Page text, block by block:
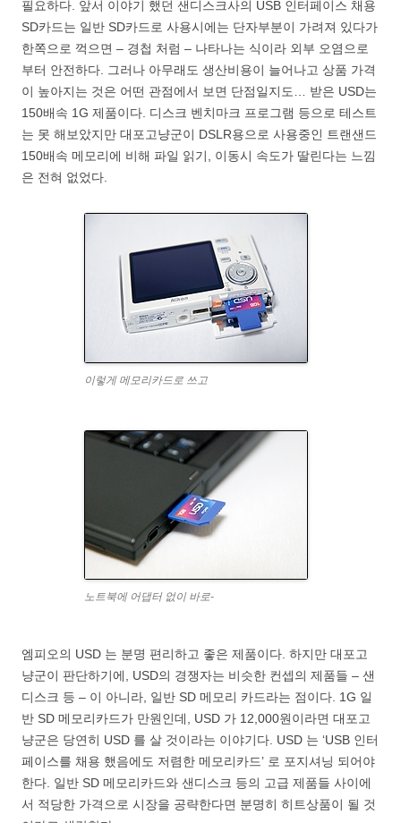
필요하다. 앞서 이야기 했던 샌디스크사의 USB 인터페이스 채용
SD카드는 일반 SD카드로 사용시에는 단자부분이 가려져 있다가
한쪽으로 꺽으면 – 경첩 처럼 – 나타나는 식이라 외부 오염으로
부터 안전하다. 그러나 아무래도 생산비용이 늘어나고 상품 가격
이 높아지는 것은 어떤 관점에서 보면 단점일지도… 받은 USD는
150배속 1G 제품이다. 디스크 벤치마크 프로그램 등으로 테스트
는 못 해보았지만 대포고냥군이 DSLR용으로 사용중인 트랜샌드
150배속 메모리에 비해 파일 읽기, 이동시 속도가 딸린다는 느낌
은 전혀 없었다.
이렇게 메모리카드로 쓰고
노트북에 어댑터 없이 바로-
엠피오의 USD 는 분명 편리하고 좋은 제품이다. 하지만 대포고
냥군이 판단하기에, USD의 경쟁자는 비슷한 컨셉의 제품들 – 샌
디스크 등 – 이 아니라, 일반 SD 메모리 카드라는 점이다. 1G 일
반 SD 메모리카드가 만원인데, USD 가 12,000원이라면 대포고
냥군은 당연히 USD 를 살 것이라는 이야기다. USD 는 ‘USB 인터
페이스를 채용 했음에도 저렴한 메모리카드’ 로 포지셔닝 되어야
한다. 일반 SD 메모리카드와 샌디스크 등의 고급 제품들 사이에
서 적당한 가격으로 시장을 공략한다면 분명히 히트상품이 될 것